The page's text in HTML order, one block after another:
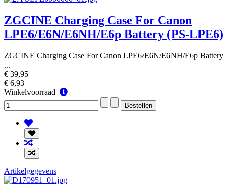
ZGCINE Charging Case For Canon
LPE6/E6N/E6NH/E6p Battery (PS-LPE6)
ZGCINE Charging Case For Canon LPE6/E6N/E6NH/E6p Battery
...
€ 39,95
€ 6,93
Winkelvoorraad
Winkelvoorraad
Artikelgegevens